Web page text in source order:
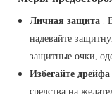
Личная защита :
надевайте
защитные очки,
Избегайте дрейфа
средства на